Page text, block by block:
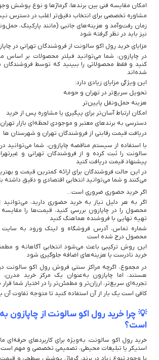
امکان مقایسه فنی بین برندها، گرماژها و نوع پوشش
مشاوره تخصصی برای انتخاب دقیق‌تر اغلب در دسترس
زمان رفت‌و‌آمد و هزینه‌های جانبی (مانند پارکینگ،
نیز باید در نظر گرفته شود
مزایای خرید رول اکو سالونت از فروشندگان تهرانی در
در چاپازون، شما می‌توانید فیلتر محصولات بر اساس
کنید و فقط محصولاتی را ببینید که توسط فروشندگان
شده‌اند
این ویژگی مزایای زیادی دارد:
تحویل سریع‌تر در تهران و حومه
هزینه حمل‌ونقل پایین‌تر
امکان ارتباط آسان‌تر برای پیگیری یا مشاوره پس از خرید
دسترسی به برندهای معتبر و موجودی لحظه‌ای بازار تهران
دریافت قیمت رقابتی از فروشندگان تهران و شهرستان ها
با استفاده از سیستم مناقصه چاپازون، شما می‌توانید
سالونت را ثبت کرده و از فروشندگان تهرانی و
پیشنهاد قیمت دریافت کنید
در این حالت فروشندگان برای ارائه کمترین قیمت و
می‌کنند و شما می‌توانید انتخابی اقتصادی و دقیق داشته
اگر خرید حضوری ضروری است...
اگر به هر دلیل نیاز به خرید حضوری دارید،
محصول را در چاپازون بررسی کنید، قیمت‌ها را
تهیه نهایی با فروشنده هماهنگ کنید
شماره تماس، آدرس فروشگاه و لینک ورود به
محصول درج شده است
این روش ترکیبی باعث می‌شود انتخابی آگاهانه و
خرید نادرست یا هزینه‌های اضافه جلوگیری شود
در مجموع، اگرچه مراکز سنتی فروش رول اکو سالونت
هستند، اما چاپازون به‌عنوان یک مرکز خرید
تجربه‌ای سریع‌تر، ارزان‌تر و مطمئن‌تر را در اختیار شما
کافی است یک بار از آن استفاده کنید تا متوجه تفاوت آن
💡 چرا خرید رول اکو سالونت از
است؟
خرید رول اکو سالونت، به‌ویژه برای کاربردهای حرفه‌ای
استیکر یا تبلیغات محیطی، تصمیمی تخصصی و مهم است
با وجود تنوع زیاد در برند، گرماژ، پوشش سطحی و